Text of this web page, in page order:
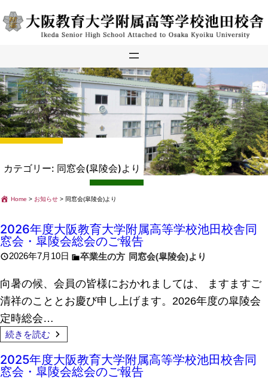
を
カテゴリー: 同窓会(皐陵会)より
Home > お知らせ > 同窓会(皐陵会)より
2026年度大阪教育大学附属高等学校池田校舎同
窓会・皐陵会総会のご報告
2026年7月10日 卒業生の方 同窓会(皐陵会)より
向暑の候、会員の皆様におかれましては、 ますますご
清祥のこととお慶び申し上げます。2026年度の皐陵会
定時総会…
続きを読む
2025年度大阪教育大学附属高等学校池田校舎同
窓会・皐陵会総会のご報告